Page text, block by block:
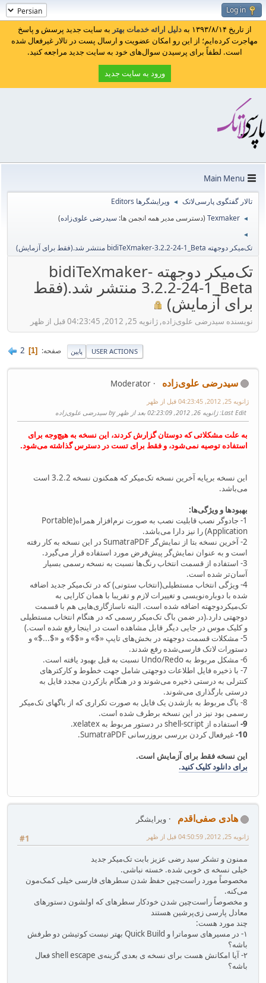
Log in
از تاریخ ۱۳۹۳/۸/۱۴ به دلیل ارائه خدمات بهتر به سایت جدید پرسش و پاسخ
مهاجرت کرده‌ایم؛ از این رو امکان عضویت و ارسال پست در تالار غیرفعال شده
است. لطفاً برای پرسیدن سوال‌های خود به سایت جدید مراجعه کنید.
ورود به سایت جدید
Main Menu
تالار گفتگوی پارسی‌لاتک ◄ ویرایشگرها Editors
◄
Texmaker (دسترسی مدیر همه انجمن ها: سیدرضی علوی‌زاده)
◄
تک‌میکر دوجهته bidiTeXmaker-3.2.2-24-1_Beta منتشر شد.(فقط برای آزمایش)
تک‌میکر دوجهته bidiTeXmaker-
3.2.2-24-1_Beta منتشر شد.(فقط
برای آزمایش)
نویسنده سیدرضی علوی‌زاده, ژانویه 25, 2012, 04:23:45 قبل از ظهر
پایین صفحه 1
2 USER ACTIONS
سیدرضی علوی‌زاده Moderator
ژانویه 25, 2012, 04:23:45 قبل از ظهر
Last Edit: ژانویه 26, 2012, 02:23:09 بعد از ظهر by سیدرضی علوی‌زاده
به علت مشکلاتی که دوستان گزارش کردند، این نسخه به هیچ‌وجه برای
استفاده توصیه نمی‌شود، و فقط برای تست در دسترس گذاشته می‌شود.
این نسخه برپایه آخرین نسخه تک‌میکر که همکنون نسخه 3.2.2 است
می‌باشد.
بهبودها و ویژگی‌ها:
1- جادوگر نصب قابلیت نصب به صورت نرم‌افزار همراه(Portable
Application) را نیز دارا می‌باشد.
2- آخرین نسخه بتا از نمایش‌گر SumatraPDF در این نسخه به کار رفته
است و به عنوان نمایش‌گر پیش‌فرض مورد استفاده قرار می‌گیرد.
3- استفاده از قسمت انتخاب رنگ‌ها نسبت به نسخه رسمی بسیار
آسان‌تر شده است.
4- ویژگی انتخاب مستطیلی(انتخاب ستونی) که در تک‌میکر جدید اضافه
شده با دوباره‌نویسی و تغییرات لازم و تقریبا با همان کارایی به
تک‌میکردوجهته اضافه شده است. البته ناسازگاری‌هایی هم با قسمت
دوجهتی دارد.(در ضمن باگ تک‌میکر رسمی که در هنگام انتخاب مستطیلی
و کلیک موس در جایی دیگر قابل مشاهده است در اینجا رفع شده است.)
5- مشکلات قسمت دوجهته در بخش‌های تایپ «$» و «$$» و «$...$» و
دستورات لاتک فارسی‌شده رفع شدند.
6- مشکل مربوط به Undo/Redo نسبت به قبل بهبود یافته است.
7- با ذخیره فایل اطلاعات دوجهتی شامل جهت خطوط و کارکترهای
کنترلی به درستی ذخیره می‌شوند و در هنگام بازکردن مجدد فایل به
درستی بارگذاری می‌شوند.
8- باگ مربوط به بازشدن یک فایل به صورت تکراری که از باگهای تک‌میکر
رسمی بود نیز در این نسخه برطرف شده است.
9- استفاده از shell-script در دستور مربوط به xelatex.
10- غیرفعال کردن بررسی بروزرسانی SumatraPDF.
این نسخه فقط برای آزمایش است.
برای دانلود کلیک کنید.
هادی صفی‌اقدم
ویرایشگر
#1
ژانویه 25, 2012, 04:50:59 قبل از ظهر
ممنون و تشکر سید رضی عزیز بابت تک‌میکر جدید
خیلی نسخه ی خوبی شده. خسته نباشی.
مخصوصاً مورد راست‌چین حفظ شدن سطرهای فارسی خیلی کمک‌مون
می‌کنه.
و مخصوصاً راست‌چین شدن خودکار سطرهای که اولشون دستورهای
معادل پارسی زی‌پرشین هستند
چند مورد هست:
۱- در مسیرهای سوماترا و Quick Build بهتر نیست کوتیشن دو طرفش
باشه؟
۲- آیا امکانش هست برای نسخه ی بعدی گزینه‌ی shell escape فعال
باشه؟